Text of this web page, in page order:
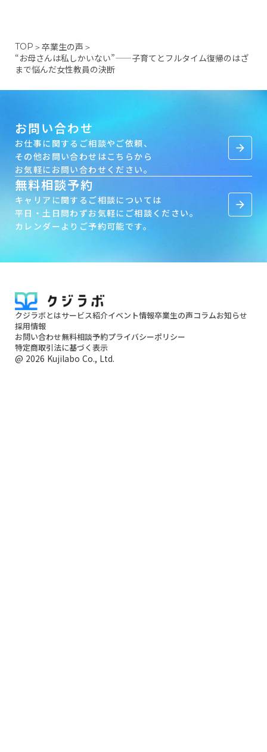
TOP ＞卒業生の声 ＞
“お母さんは私しかいない”——子育てとフルタイム復帰のはざ
まで悩んだ女性教員の決断
お問い合わせ
お仕事に関するご相談やご依頼、
その他お問い合わせはこちらから
お気軽にお問い合わせください。
arrow_forward
無料相談予約
キャリアに関するご相談については
平日・土日問わずお気軽にご相談ください。
カレンダーよりご予約可能です。
arrow_forward
クジラボとはサービス紹介イベント情報卒業生の声コラムお知らせ
採用情報
お問い合わせ無料相談予約プライバシーポリシー
特定商取引法に基づく表示
@ 2026 Kujilabo Co., Ltd.